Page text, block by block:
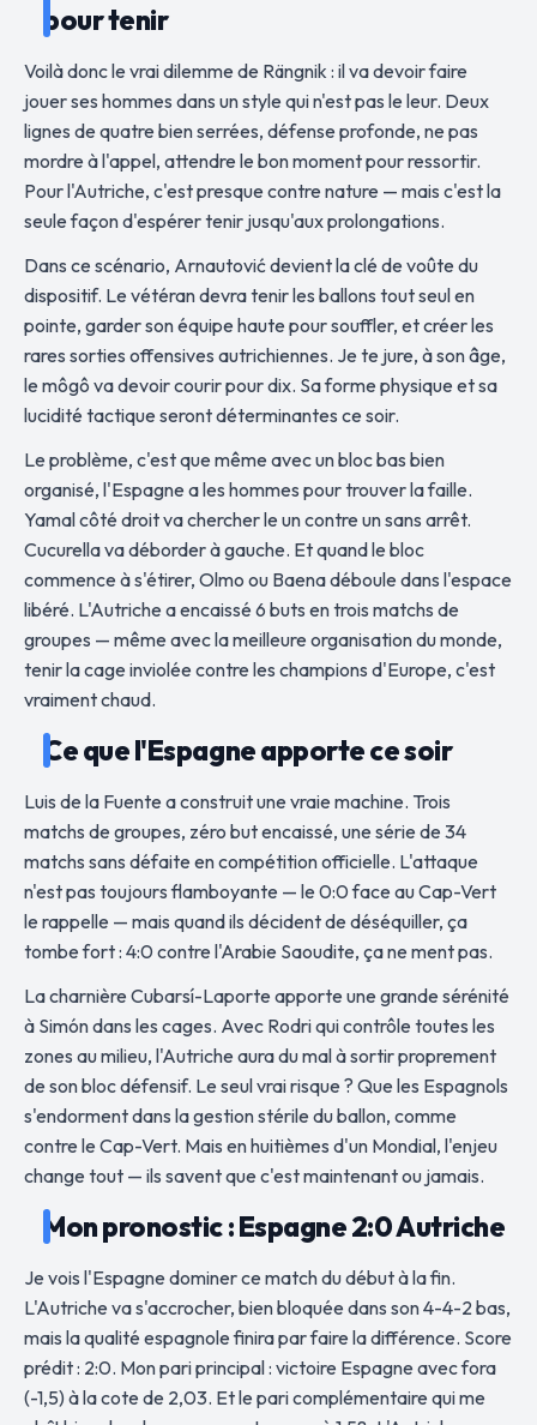
pour tenir
Voilà donc le vrai dilemme de Rängnik : il va devoir faire
jouer ses hommes dans un style qui n'est pas le leur. Deux
lignes de quatre bien serrées, défense profonde, ne pas
mordre à l'appel, attendre le bon moment pour ressortir.
Pour l'Autriche, c'est presque contre nature — mais c'est la
seule façon d'espérer tenir jusqu'aux prolongations.
Dans ce scénario, Arnautović devient la clé de voûte du
dispositif. Le vétéran devra tenir les ballons tout seul en
pointe, garder son équipe haute pour souffler, et créer les
rares sorties offensives autrichiennes. Je te jure, à son âge,
le môgô va devoir courir pour dix. Sa forme physique et sa
lucidité tactique seront déterminantes ce soir.
Le problème, c'est que même avec un bloc bas bien
organisé, l'Espagne a les hommes pour trouver la faille.
Yamal côté droit va chercher le un contre un sans arrêt.
Cucurella va déborder à gauche. Et quand le bloc
commence à s'étirer, Olmo ou Baena déboule dans l'espace
libéré. L'Autriche a encaissé 6 buts en trois matchs de
groupes — même avec la meilleure organisation du monde,
tenir la cage inviolée contre les champions d'Europe, c'est
vraiment chaud.
Ce que l'Espagne apporte ce soir
Luis de la Fuente a construit une vraie machine. Trois
matchs de groupes, zéro but encaissé, une série de 34
matchs sans défaite en compétition officielle. L'attaque
n'est pas toujours flamboyante — le 0:0 face au Cap-Vert
le rappelle — mais quand ils décident de déséquiller, ça
tombe fort : 4:0 contre l'Arabie Saoudite, ça ne ment pas.
La charnière Cubarsí-Laporte apporte une grande sérénité
à Simón dans les cages. Avec Rodri qui contrôle toutes les
zones au milieu, l'Autriche aura du mal à sortir proprement
de son bloc défensif. Le seul vrai risque ? Que les Espagnols
s'endorment dans la gestion stérile du ballon, comme
contre le Cap-Vert. Mais en huitièmes d'un Mondial, l'enjeu
change tout — ils savent que c'est maintenant ou jamais.
Mon pronostic : Espagne 2:0 Autriche
Je vois l'Espagne dominer ce match du début à la fin.
L'Autriche va s'accrocher, bien bloquée dans son 4-4-2 bas,
mais la qualité espagnole finira par faire la différence. Score
prédit : 2:0. Mon pari principal : victoire Espagne avec fora
(-1,5) à la cote de 2,03. Et le pari complémentaire qui me